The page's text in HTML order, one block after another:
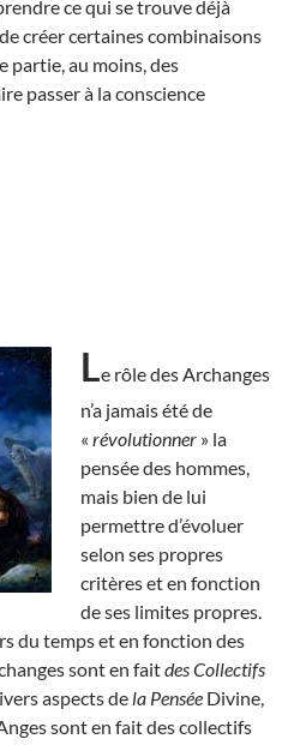
ce qui se trouve déjà
créer certaines combinaisons
partie, au moins, des
passer à la conscience
Le rôle des Archanges
n’a jamais été de
« révolutionner » la
pensée des hommes,
mais bien de lui
permettre d’évoluer
selon ses propres
critères et en fonction
de ses limites propres.
du temps et en fonction des
sont en faitdes Collectifs
aspects de la Pensée Divine,
sont en fait des collectifs